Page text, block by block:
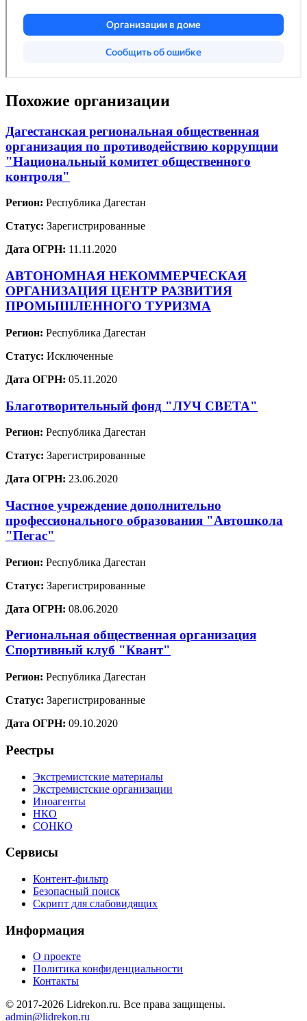
Похожие организации
Дагестанская региональная общественная
организация по противодействию коррупции
"Национальный комитет общественного
контроля"
Регион: Республика Дагестан
Статус: Зарегистрированные
Дата ОГРН: 11.11.2020
АВТОНОМНАЯ НЕКОММЕРЧЕСКАЯ
ОРГАНИЗАЦИЯ ЦЕНТР РАЗВИТИЯ
ПРОМЫШЛЕННОГО ТУРИЗМА
Регион: Республика Дагестан
Статус: Исключенные
Дата ОГРН: 05.11.2020
Благотворительный фонд "ЛУЧ СВЕТА"
Регион: Республика Дагестан
Статус: Зарегистрированные
Дата ОГРН: 23.06.2020
Частное учреждение дополнительно
профессионального образования "Автошкола
"Пегас"
Регион: Республика Дагестан
Статус: Зарегистрированные
Дата ОГРН: 08.06.2020
Региональная общественная организация
Спортивный клуб "Квант"
Регион: Республика Дагестан
Статус: Зарегистрированные
Дата ОГРН: 09.10.2020
Реестры
Экстремистские материалы
Экстремистские организации
Иноагенты
НКО
СОНКО
Сервисы
Контент-фильтр
Безопасный поиск
Скрипт для слабовидящих
Информация
О проекте
Политика конфиденциальности
Контакты
© 2017-2026 Lidrekon.ru. Все права защищены.
admin@lidrekon.ru